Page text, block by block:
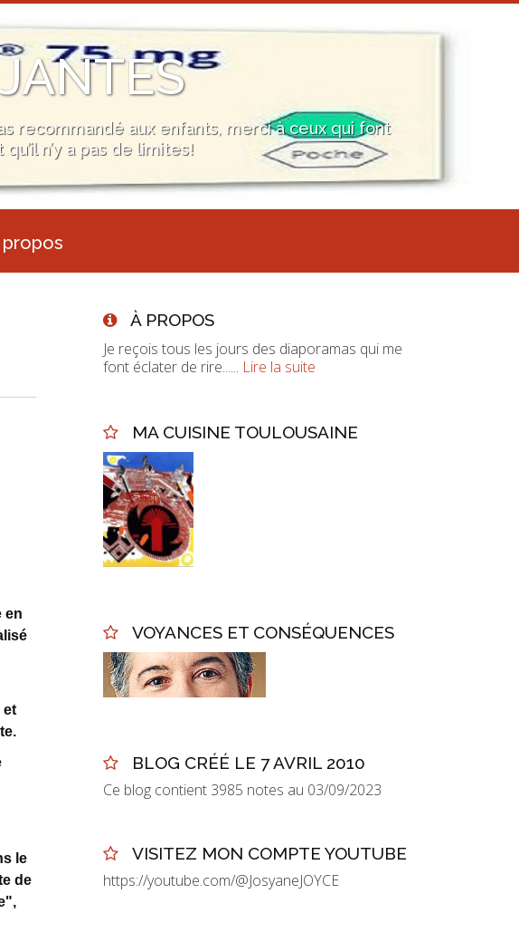
recommandé aux enfants, merci à ceux qui font
n’y a pas de limites!
propos
en
et
le
de
À PROPOS
Je reçois tous les jours des diaporamas qui me
font éclater de rire...... Lire la suite
MA CUISINE TOULOUSAINE
VOYANCES ET CONSÉQUENCES
BLOG CRÉÉ LE 7 AVRIL 2010
Ce blog contient 3985 notes au 03/09/2023
VISITEZ MON COMPTE YOUTUBE
https://youtube.com/@JosyaneJOYCE